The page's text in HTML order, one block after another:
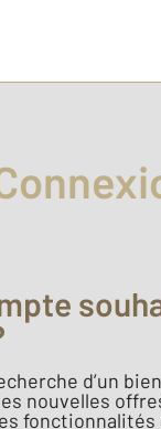
d’un
nouvelles
fonctionnalités